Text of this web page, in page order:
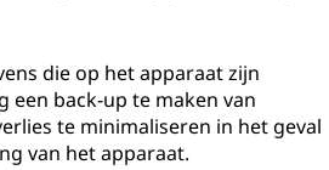
die op het apparaat zijn
een back-up te maken van
te minimaliseren in het geval
van het apparaat.